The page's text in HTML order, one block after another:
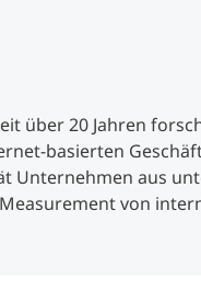
über 20 Jahren
basierten
Unternehmen aus
von